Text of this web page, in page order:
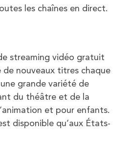
les chaînes en direct.
streaming vidéo gratuit
nouveaux titres chaque
grande variété de
du théâtre et de la
et pour enfants.
disponible qu’aux États-